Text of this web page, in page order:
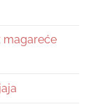
magareće